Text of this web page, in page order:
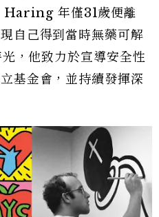
年僅31歲便離
自己得到當時無藥可解
，他致力於宣導安全性
基金會，並持續發揮深